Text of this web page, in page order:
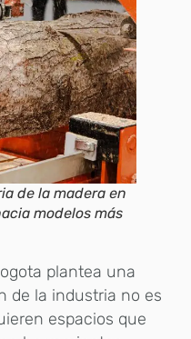
de la madera en
modelos más
plantea una
de la industria no es
espacios que